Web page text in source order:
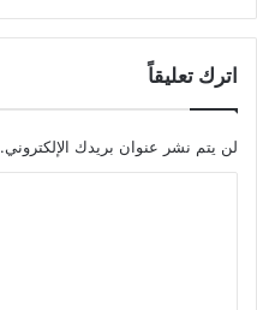
اترك تعليقاً
لن يتم نشر عنوان بريدك الإلكتروني.